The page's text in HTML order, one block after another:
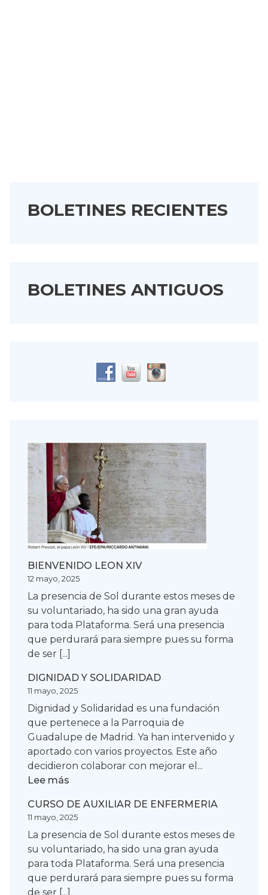
BOLETINES RECIENTES
BOLETINES ANTIGUOS
BIENVENIDO LEON XIV
12 mayo, 2025
La presencia de Sol durante estos meses de
su voluntariado, ha sido una gran ayuda
para toda Plataforma. Será una presencia
que perdurará para siempre pues su forma
de ser [...]
DIGNIDAD Y SOLIDARIDAD
11 mayo, 2025
Dignidad y Solidaridad es una fundación
que pertenece a la Parroquia de
Guadalupe de Madrid. Ya han intervenido y
aportado con varios proyectos. Este año
decidieron colaborar con mejorar el...
Lee más
Y
SOLIDARIDAD
CURSO DE AUXILIAR DE ENFERMERIA
11 mayo, 2025
La presencia de Sol durante estos meses de
su voluntariado, ha sido una gran ayuda
para toda Plataforma. Será una presencia
que perdurará para siempre pues su forma
de ser [...]